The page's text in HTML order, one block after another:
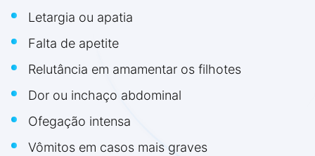
Letargia ou apatia
Falta de apetite
Relutância em amamentar os filhotes
Dor ou inchaço abdominal
Ofegação intensa
Vômitos em casos mais graves